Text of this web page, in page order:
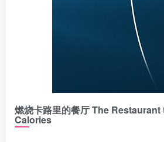
燃烧卡路里的餐厅 The
Calories